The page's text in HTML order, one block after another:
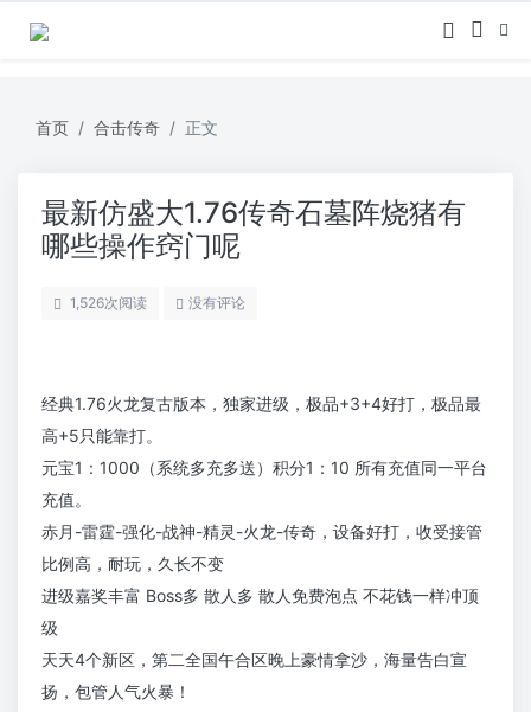
首页 合击传奇 正文
最新仿盛大1.76传奇石墓阵烧猪有
哪些操作窍门呢
1,526次阅读 没有评论
经典1.76火龙复古版本，独家进级，极品+3+4好打，极品最
高+5只能靠打。
元宝1：1000（系统多充多送）积分1：10 所有充值同一平台
充值。
赤月-雷霆-强化-战神-精灵-火龙-传奇，设备好打，收受接管
比例高，耐玩，久长不变
进级嘉奖丰富 Boss多 散人多 散人免费泡点 不花钱一样冲顶
级
天天4个新区，第二全国午合区晚上豪情拿沙，海量告白宣
扬，包管人气火暴！